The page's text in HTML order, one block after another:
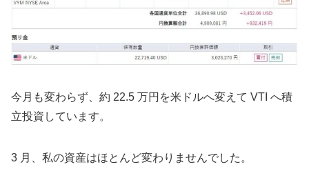
今月も変わらず、約 22.5 万円を米ドルへ変えて VTI へ積
立投資しています。
3 月、私の資産はほとんど変わりませんでした。